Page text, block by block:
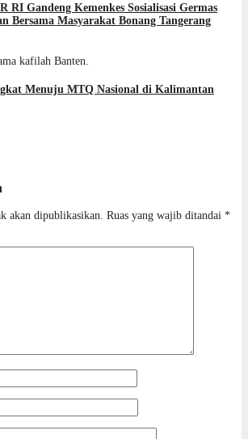
RI Gandeng Kemenkes Sosialisasi Germas
Bersama Masyarakat Bonang Tangerang
Menuju MTQ Nasional di Kalimantan
akan dipublikasikan. Ruas yang wajib ditandai *